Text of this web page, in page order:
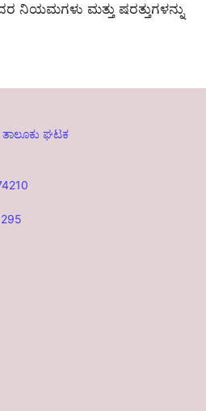
ನಿಯಮಗಳು ಮತ್ತು ಷರತ್ತುಗಳನ್ನು
ತಾಲೂಕು ಘಟಕ